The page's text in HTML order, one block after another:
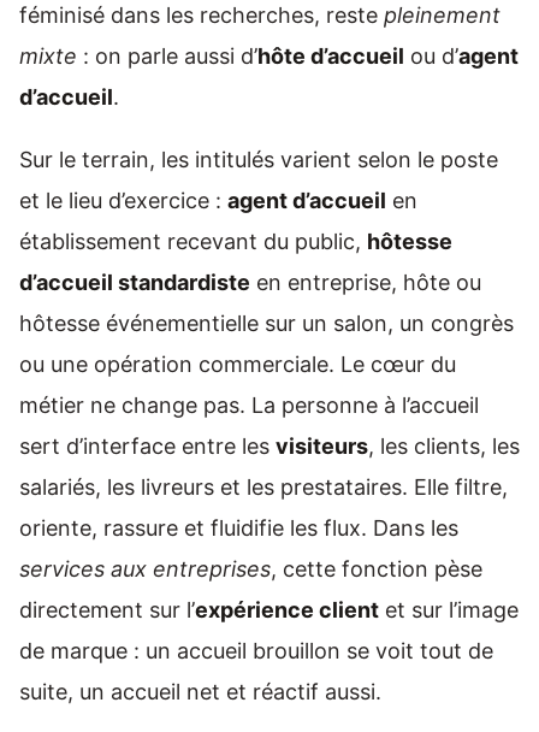
féminisé dans les recherches, reste pleinement
mixte : on parle aussi d’hôte d’accueil ou d’agent
d’accueil.
Sur le terrain, les intitulés varient selon le poste
et le lieu d’exercice : agent d’accueil en
établissement recevant du public, hôtesse
d’accueil standardiste en entreprise, hôte ou
hôtesse événementielle sur un salon, un congrès
ou une opération commerciale. Le cœur du
métier ne change pas. La personne à l’accueil
sert d’interface entre les visiteurs, les clients, les
salariés, les livreurs et les prestataires. Elle filtre,
oriente, rassure et fluidifie les flux. Dans les
services aux entreprises, cette fonction pèse
directement sur l’expérience client et sur l’image
de marque : un accueil brouillon se voit tout de
suite, un accueil net et réactif aussi.